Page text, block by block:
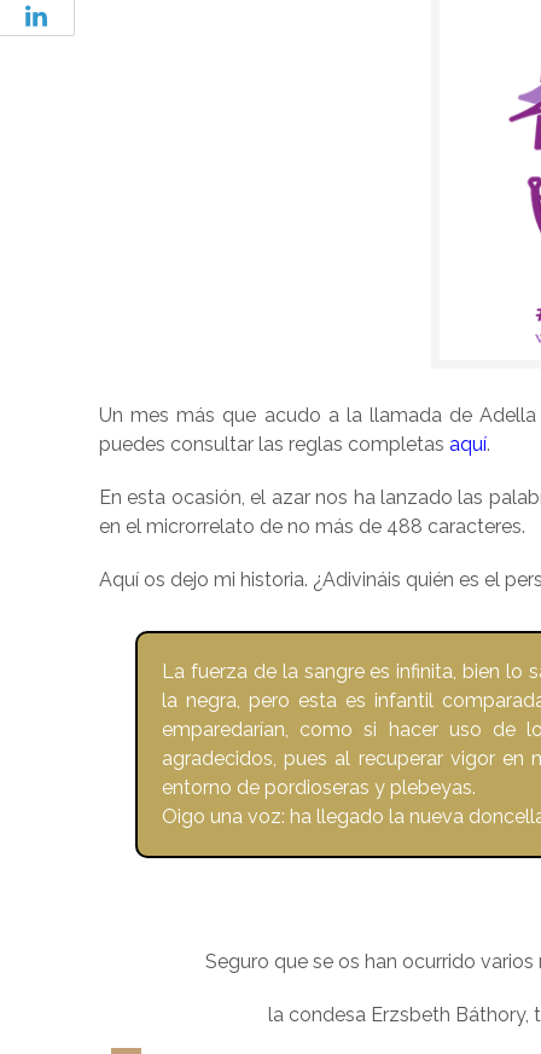
Un mes más que acudo a la llamada de
puedes consultar las reglas completas aquí.
En esta ocasión, el azar nos ha lanzado las
en el microrrelato de no más de 488 caracteres.
Aquí os dejo mi historia. ¿Adivináis quién es el
La fuerza de la sangre es infinita, bien lo
la negra, pero esta es infantil
emparedarían, como si hacer uso de
agradecidos, pues al recuperar vigor
entorno de pordioseras y plebeyas.
Oigo una voz: ha llegado la nueva
Seguro que se os han ocurrido
la condesa Erzsbeth Báthory,